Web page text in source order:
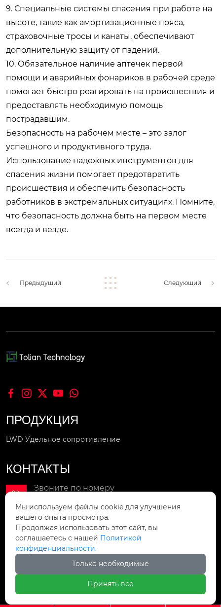
9. Специальные системы спасения при работе на
высоте, такие как амортизационные пояса,
страховочные тросы и канаты, обеспечивают
дополнительную защиту от падений.
10. Обязательное наличие аптечек первой
помощи и аварийных фонариков в рабочей среде
помогает быстро реагировать на происшествия и
предоставлять необходимую помощь
пострадавшим.
Безопасность на рабочем месте – это залог
успешного и продуктивного труда.
Использование надежных инструментов для
спасения жизни помогает предотвратить
происшествия и обеспечить безопасность
работников в экстремальных ситуациях. Помните,
что безопасность должна быть на первом месте
всегда и везде.
Предыдущий Следующий
    
ПРОДУКЦИЯ
LWD Удельное сопротивление
КОНТАКТЫ

Звоните по номеру

Мы в сети
sale4@lntolian.com
Мы находимся
улица Шуандэ, район Тиси, Аньшань,
провинция Ляонин, Китай, 45.
Мы используем файлы cookie для улучшения
вашего опыта просмотра.
Продолжая использовать этот сайт, вы
соглашаетесь с нашей Политикой
конфиденциальности.
Только необходимые
Принять все